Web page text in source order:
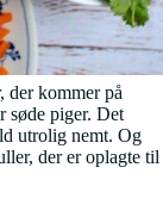
der kommer på
søde piger. Det
utrolig nemt. Og
der er oplagte til